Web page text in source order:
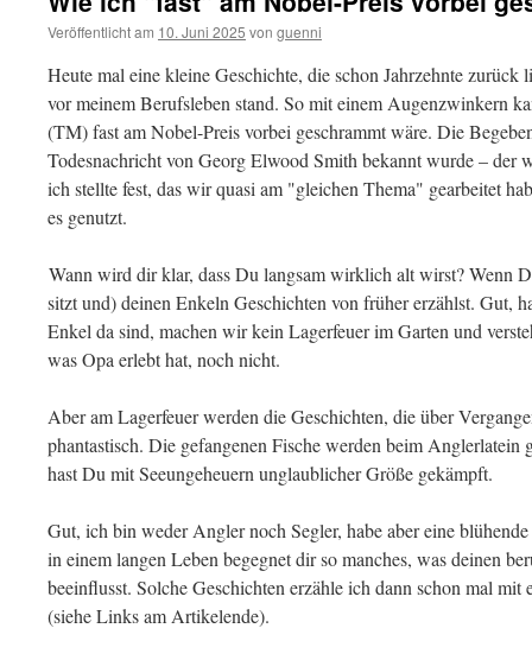
Veröffentlicht am 10. Juni 2025 von guenni
Heute mal eine kleine Geschichte, die schon Jahrzehnte
vor meinem Berufsleben stand. So mit einem Augenzwinkern
(TM) fast am Nobel-Preis vorbei geschrammt wäre. Die
Todesnachricht von Georg Elwood Smith bekannt wurde – der
ich stellte fest, das wir quasi am "gleichen Thema" gearbeitet
es genutzt.
Wann wird dir klar, dass Du langsam wirklich alt wirst? Wenn
sitzt und) deinen Enkeln Geschichten von früher erzählst. Gut,
Enkel da sind, machen wir kein Lagerfeuer im Garten und
was Opa erlebt hat, noch nicht.
Aber am Lagerfeuer werden die Geschichten, die über
phantastisch. Die gefangenen Fische werden beim Anglerlatein
hast Du mit Seeungeheuern unglaublicher Größe gekämpft.
Gut, ich bin weder Angler noch Segler, habe aber eine
in einem langen Leben begegnet dir so manches, was deinen
beeinflusst. Solche Geschichten erzähle ich dann schon mal
(siehe Links am Artikelende).